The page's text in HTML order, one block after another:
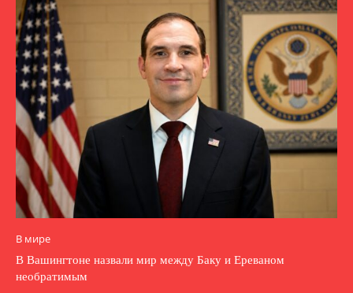
В мире
В Вашингтоне назвали мир между Баку и Ереваном
необратимым